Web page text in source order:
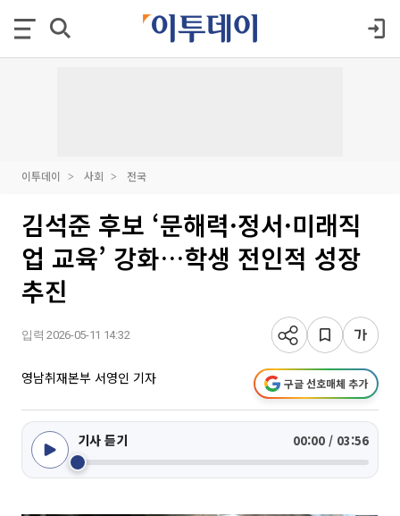
이투데이 사회 전국
김석준 후보 ‘문해력·정서·미래직
업 교육’ 강화…학생 전인적 성장
추진
입력 2026-05-11 14:32
영남취재본부 서영인 기자 구글 선호매체 추가
기사 듣기 00:00 / 03:56